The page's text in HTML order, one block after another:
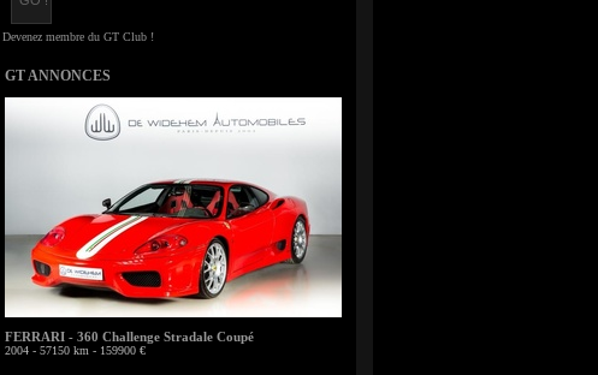
GT ANNONCES
FERRARI - 360 Challenge Stradale Coupé
2004 - 57150 km - 159900 €